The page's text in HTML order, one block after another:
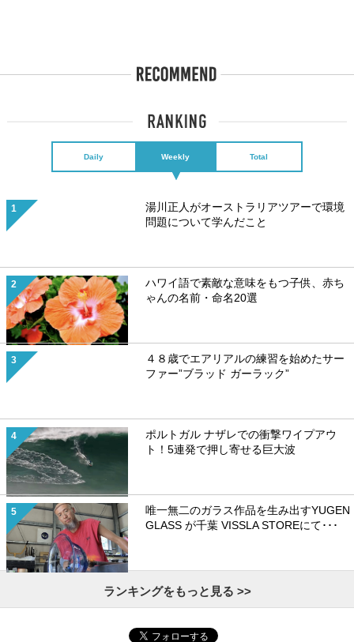
Daily Weekly Total
湯川正人がオーストラリアツアーで環境
問題について学んだこと
ハワイ語で素敵な意味をもつ子供、赤ち
ゃんの名前・命名20選
４８歳でエアリアルの練習を始めたサー
ファー”ブラッド ガーラック”
ポルトガル ナザレでの衝撃ワイプアウ
ト！5連発で押し寄せる巨大波
唯一無二のガラス作品を生み出すYUGEN
GLASS が千葉 VISSLA STOREにて･･･
ランキングをもっと見る >>